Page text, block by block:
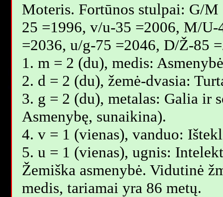
Moteris. Fortūnos stulpai: G/
25 =1996, v/u-35 =2006, M/
=2036, u/g-75 =2046, D/Ž-85
1. m = 2 (du), medis:
2. d = 2 (du), žemė-dvasia:
3. g = 2 (du), metalas: Galia ir
Asmenybę, sunaikina).
4. v = 1 (vienas), vanduo:
5. u = 1 (vienas), ugnis:
Žemiška asmenybė. Vidutinė
medis, tariamai yra 86 metų.